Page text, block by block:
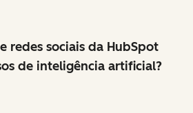
redes sociais da HubSpot
de inteligência artificial?